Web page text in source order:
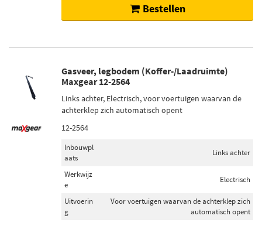
Bestellen
Gasveer, legbodem (Koffer-/Laadruimte)
Maxgear 12-2564
Links achter, Electrisch, voor voertuigen waarvan de
achterklep zich automatisch opent
12-2564
Inbouwpl
aats
Links achter
Werkwijz
e
Electrisch
Uitvoerin
g
Voor voertuigen waarvan de achterklep zich
automatisch opent